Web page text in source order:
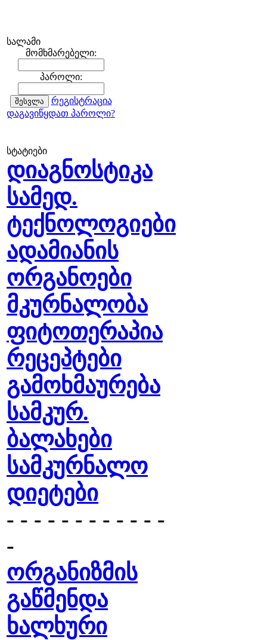
სალამი
მომხმარებელი:
პაროლი:
რეგისტრაცია
დაგავიწყდათ პაროლი?
სტატიები
დიაგნოსტიკა
სამედ.
ტექნოლოგიები
ადამიანის
ორგანოები
მკურნალობა
ფიტოთერაპია
რეცეპტები
გამოხმაურება
სამკურ.
ბალახები
სამკურნალო
დიეტები
- - - - - - - - - - - -
-
ორგანიზმის
გაწმენდა
ხალხური